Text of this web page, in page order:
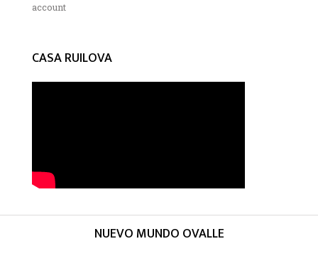
account
CASA RUILOVA
NUEVO MUNDO OVALLE